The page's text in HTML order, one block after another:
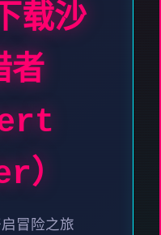
载沙
者
）
冒险之旅